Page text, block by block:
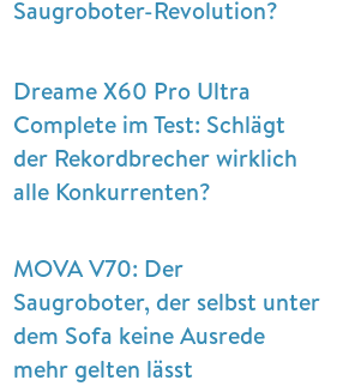
Saugroboter-Revolution?
Dreame X60 Pro Ultra
Complete im Test: Schlägt
der Rekordbrecher wirklich
alle Konkurrenten?
MOVA V70: Der
Saugroboter, der selbst unter
dem Sofa keine Ausrede
mehr gelten lässt